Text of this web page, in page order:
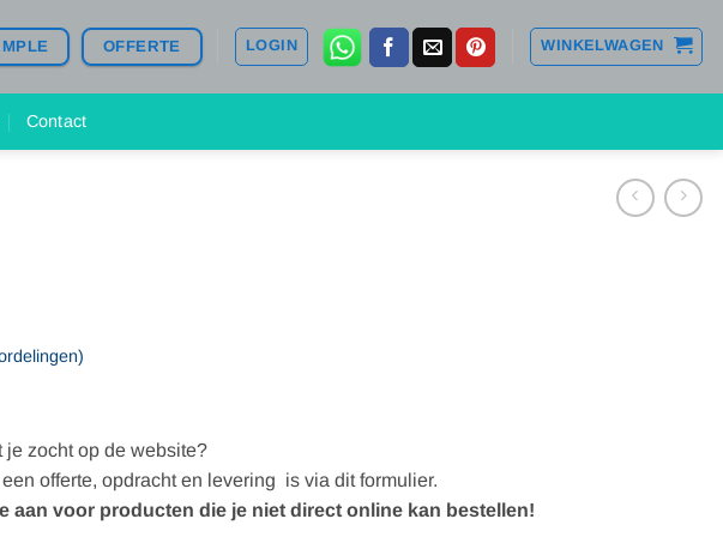
OFFERTE LOGIN WINKELWAGEN
Contact
je zocht op de website?
offerte, opdracht en levering is via dit formulier.
aan voor producten die je niet direct online kan bestellen!